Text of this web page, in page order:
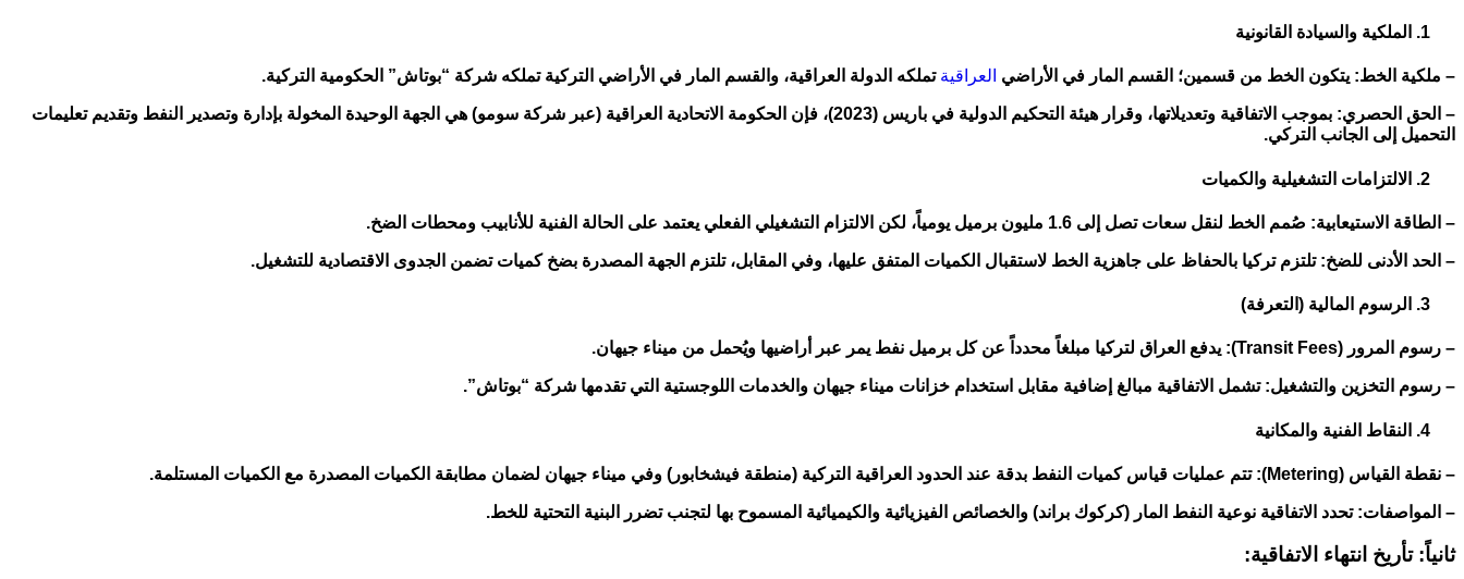
الملكية والسيادة القانونية
– ملكية الخط: يتكون الخط من قسمين؛ القسم المار في الأراضي العراقية تملكه الدولة العراقية، والقسم المار في الأراضي التركية تملكه شركة “بوتاش” الحكومية التركية.
– الحق الحصري: بموجب الاتفاقية وتعديلاتها، وقرار هيئة التحكيم الدولية في باريس (2023)، فإن الحكومة الاتحادية العراقية (عبر شركة سومو) هي الجهة الوحيدة المخولة بإدارة وتصدير النفط وتقديم تعليمات
التحميل إلى الجانب التركي.
الالتزامات التشغيلية والكميات
– الطاقة الاستيعابية: صُمم الخط لنقل سعات تصل إلى 1.6 مليون برميل يومياً، لكن الالتزام التشغيلي الفعلي يعتمد على الحالة الفنية للأنابيب ومحطات الضخ.
– الحد الأدنى للضخ: تلتزم تركيا بالحفاظ على جاهزية الخط لاستقبال الكميات المتفق عليها، وفي المقابل، تلتزم الجهة المصدرة بضخ كميات تضمن الجدوى الاقتصادية للتشغيل.
الرسوم المالية (التعرفة)
– رسوم المرور (Transit Fees): يدفع العراق لتركيا مبلغاً محدداً عن كل برميل نفط يمر عبر أراضيها ويُحمل من ميناء جيهان.
– رسوم التخزين والتشغيل: تشمل الاتفاقية مبالغ إضافية مقابل استخدام خزانات ميناء جيهان والخدمات اللوجستية التي تقدمها شركة “بوتاش”.
النقاط الفنية والمكانية
– نقطة القياس (Metering): تتم عمليات قياس كميات النفط بدقة عند الحدود العراقية التركية (منطقة فيشخابور) وفي ميناء جيهان لضمان مطابقة الكميات المصدرة مع الكميات المستلمة.
– المواصفات: تحدد الاتفاقية نوعية النفط المار (كركوك براند) والخصائص الفيزيائية والكيميائية المسموح بها لتجنب تضرر البنية التحتية للخط.
ثانياً: تأريخ انتهاء الاتفاقية: